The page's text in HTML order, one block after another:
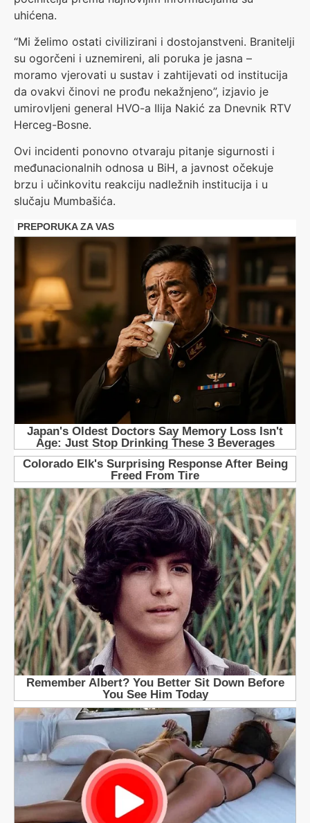
uhićena.
“Mi želimo ostati civilizirani i dostojanstveni. Branitelji
su ogorčeni i uznemireni, ali poruka je jasna –
moramo vjerovati u sustav i zahtijevati od institucija
da ovakvi činovi ne prođu nekažnjeno”, izjavio je
umirovljeni general HVO-a Ilija Nakić za Dnevnik RTV
Herceg-Bosne.
Ovi incidenti ponovno otvaraju pitanje sigurnosti i
međunacionalnih odnosa u BiH, a javnost očekuje
brzu i učinkovitu reakciju nadležnih institucija i u
slučaju Mumbašića.